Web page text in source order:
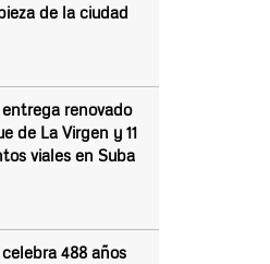
de la ciudad
renovado
de La Virgen y 11
viales en Suba
488 años